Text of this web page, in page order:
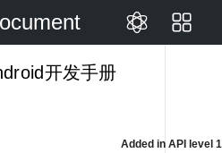
开发手册
Added in API level 1